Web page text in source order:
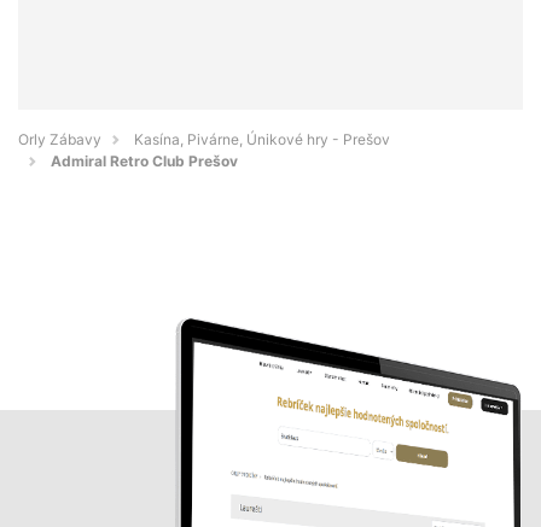
Orly Zábavy
Kasína, Pivárne, Únikové hry - Prešov
Admiral Retro Club Prešov